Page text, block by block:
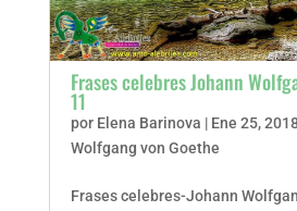
Frases celebres Johann
11
por Elena Barinova | Ene 25,
Wolfgang von Goethe
Frases celebres-Johann